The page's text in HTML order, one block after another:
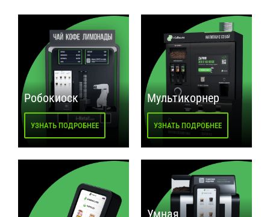
Робокиоск
УЗНАТЬ ПОДРОБНЕЕ
Мультикорнер
УЗНАТЬ ПОДРОБНЕЕ
Умная